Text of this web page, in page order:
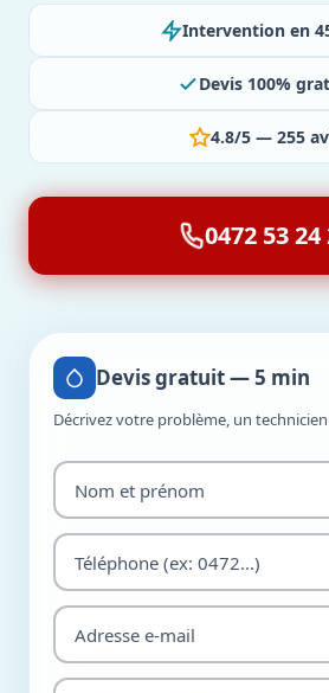
Intervention en
Devis 100%
4.8/5 — 255
0472 53 24
Devis gratuit — 5 min
Décrivez votre problème, un